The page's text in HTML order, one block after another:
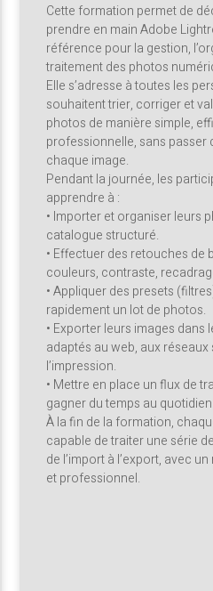
Cette formation permet de
prendre en main Adobe
référence pour la gestion,
traitement des photos
Elle s’adresse à toutes les
souhaitent trier, corriger et
photos de manière simple,
professionnelle, sans passer
chaque image.
Pendant la journée, les
apprendre à :
• Importer et organiser leurs
catalogue structuré.
• Effectuer des retouches de
couleurs, contraste,
• Appliquer des presets
rapidement un lot de photos.
• Exporter leurs images dans
adaptés au web, aux
l’impression.
• Mettre en place un flux de
gagner du temps au quotidien.
À la fin de la formation,
capable de traiter une série
de l’import à l’export, avec
et professionnel.